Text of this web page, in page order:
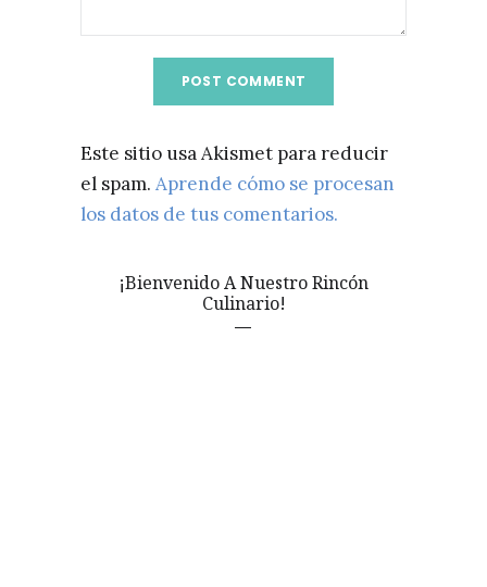
Este sitio usa Akismet para reducir
el spam. Aprende cómo se procesan
los datos de tus comentarios.
¡Bienvenido A Nuestro Rincón
Culinario!